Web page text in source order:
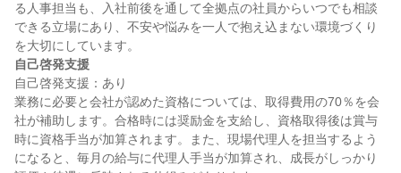
る人事担当も、入社前後を通して全拠点の社員からいつでも相談
できる立場にあり、不安や悩みを一人で抱え込まない環境づくり
自己啓発支援
自己啓発支援：あり
業務に必要と会社が認めた資格については、取得費用の70％を会
社が補助します。合格時には奨励金を支給し、資格取得後は賞与
時に資格手当が加算されます。また、現場代理人を担当するよう
になると、毎月の給与に代理人手当が加算され、成長がしっかり